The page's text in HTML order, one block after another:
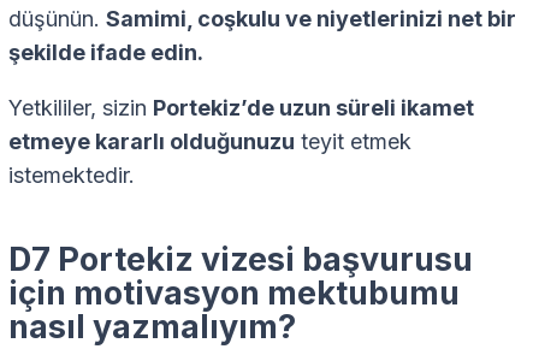
düşünün. Samimi, coşkulu ve niyetlerinizi net bir
şekilde ifade edin.
Yetkililer, sizin Portekiz’de uzun süreli ikamet
etmeye kararlı olduğunuzu teyit etmek
istemektedir.
D7 Portekiz vizesi başvurusu
için motivasyon mektubumu
nasıl yazmalıyım?